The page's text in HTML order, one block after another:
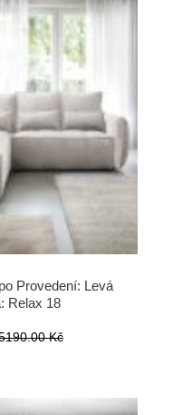
Provedení: Levá
Relax 18
Kč